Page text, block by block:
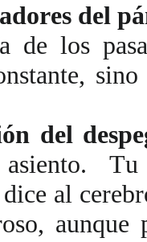
del
de los
del
al
aunque